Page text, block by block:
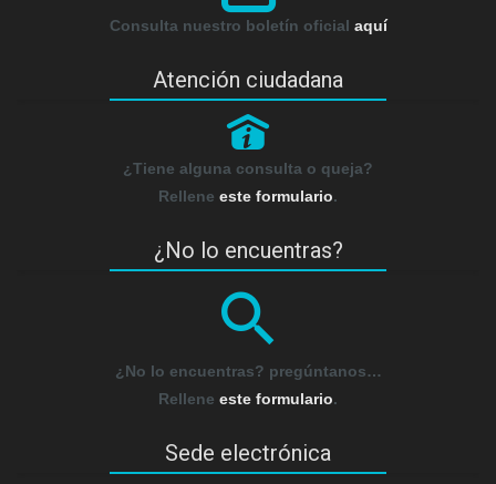
Consulta nuestro boletín oficial aquí
Atención ciudadana
P
¿Tiene alguna consulta o queja?
Rellene este formulario.
¿No lo encuentras?
¿No lo encuentras? pregúntanos…
Rellene este formulario.
Sede electrónica